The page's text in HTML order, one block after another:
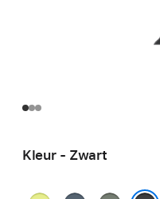
Kleur - Zwart